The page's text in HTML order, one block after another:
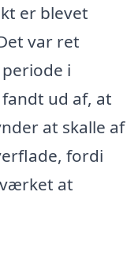
er blevet
var ret
i
fandt ud af, at
at skalle af
fordi
at